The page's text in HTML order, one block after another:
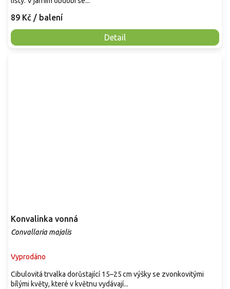
89 Kč / balení
Detail
Konvalinka vonná
Convallaria majalis
Vyprodáno
Cibulovitá trvalka dorůstající 15–25 cm výšky se zvonkovitými
bílými květy, které v květnu vydávají...